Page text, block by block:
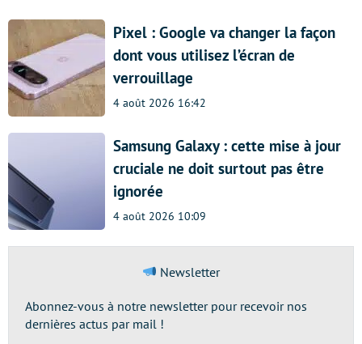
Pixel : Google va changer la façon
dont vous utilisez l’écran de
verrouillage
4 août 2026 16:42
Samsung Galaxy : cette mise à jour
cruciale ne doit surtout pas être
ignorée
4 août 2026 10:09
Newsletter
Abonnez-vous à notre newsletter pour recevoir nos
dernières actus par mail !